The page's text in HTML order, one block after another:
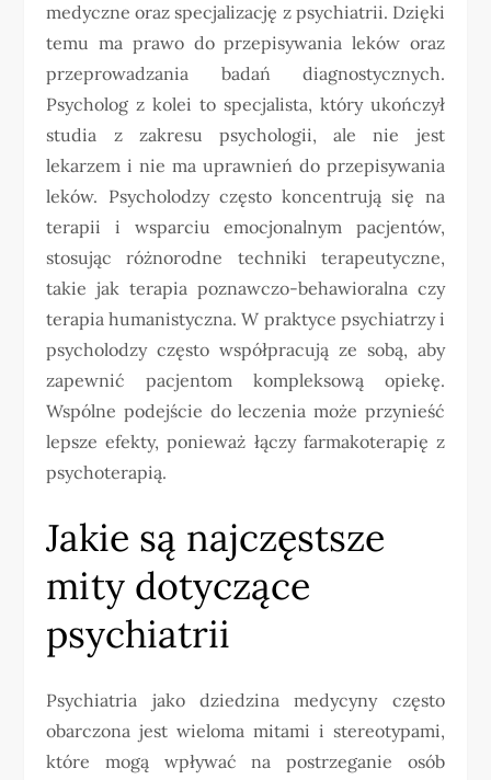
medyczne oraz specjalizację z psychiatrii. Dzięki
temu ma prawo do przepisywania leków oraz
przeprowadzania badań diagnostycznych.
Psycholog z kolei to specjalista, który ukończył
studia z zakresu psychologii, ale nie jest
lekarzem i nie ma uprawnień do przepisywania
leków. Psycholodzy często koncentrują się na
terapii i wsparciu emocjonalnym pacjentów,
stosując różnorodne techniki terapeutyczne,
takie jak terapia poznawczo-behawioralna czy
terapia humanistyczna. W praktyce psychiatrzy i
psycholodzy często współpracują ze sobą, aby
zapewnić pacjentom kompleksową opiekę.
Wspólne podejście do leczenia może przynieść
lepsze efekty, ponieważ łączy farmakoterapię z
psychoterapią.
Jakie są najczęstsze
mity dotyczące
psychiatrii
Psychiatria jako dziedzina medycyny często
obarczona jest wieloma mitami i stereotypami,
które mogą wpływać na postrzeganie osób